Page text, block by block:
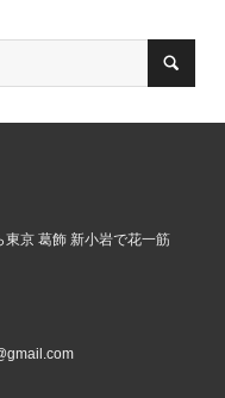
京 葛飾 新小岩で花一筋